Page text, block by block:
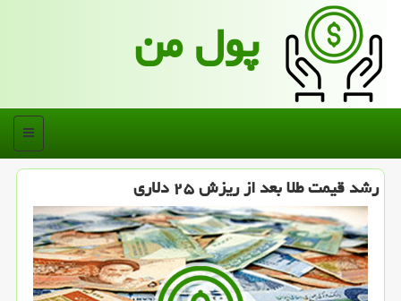
پول من
منو
رشد قیمت طلا بعد از ریزش ۲۵ دلاری